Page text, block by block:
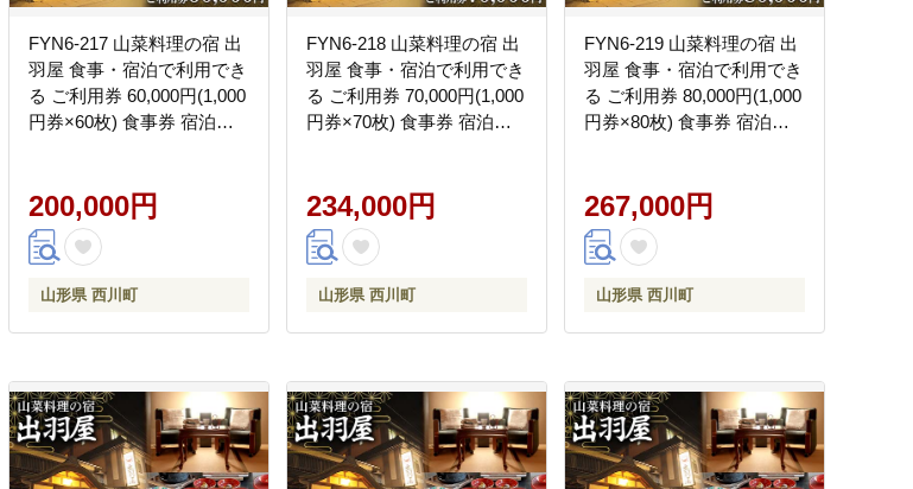
FYN6-217 山菜料理の宿 出
羽屋 食事・宿泊で利用でき
る ご利用券 60,000円(1,000
円券×60枚) 食事券 宿泊券
光 温泉 ホテル 旅館 山菜 料
理 食事 山形県 西川町 月山
200,000円
山形県 西川町
FYN6-218 山菜料理の宿 出
羽屋 食事・宿泊で利用でき
る ご利用券 70,000円(1,000
円券×70枚) 食事券 宿泊券
光 温泉 ホテル 旅館 山菜 料
理 食事 山形県 西川町 月山
234,000円
山形県 西川町
FYN6-219 山菜料理の宿 出
羽屋 食事・宿泊で利用でき
る ご利用券 80,000円(1,000
円券×80枚) 食事券 宿泊券
光 温泉 ホテル 旅館 山菜 料
理 食事 山形県 西川町 月山
267,000円
山形県 西川町